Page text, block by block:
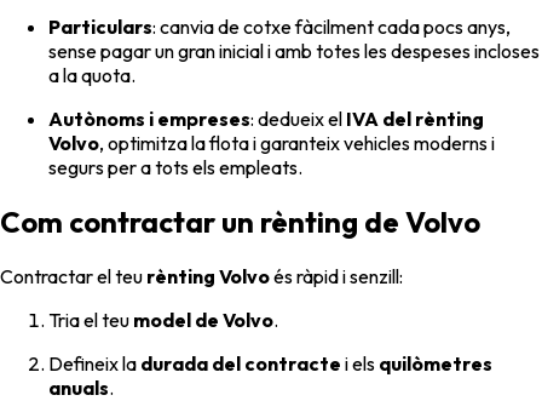
Particulars: canvia de cotxe fàcilment cada pocs anys,
sense pagar un gran inicial i amb totes les despeses incloses
a la quota.
Autònoms i empreses: dedueix el IVA del rènting
Volvo, optimitza la flota i garanteix vehicles moderns i
segurs per a tots els empleats.
Com contractar un rènting de Volvo
Contractar el teu rènting Volvoés ràpid i senzill:
Tria el teu model de Volvo.
Defineix la durada del contracte i els quilòmetres
anuals.